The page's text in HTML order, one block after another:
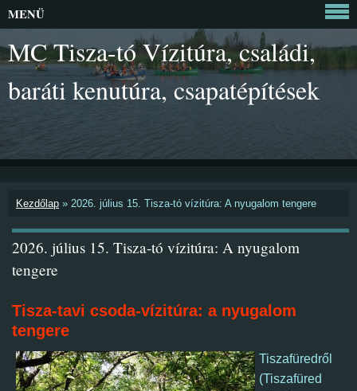
MC Tisza-tó Vízitúra, családi,
baráti kenutúra, csapatépítések
Kezdőlap » 2026. július 15. Tisza-tó vízitúra: A nyugalom tengere
2026. július 15. Tisza-tó vízitúra: A nyugalom
tengere
Tisza-tavi csoda-vízitúra: a nyugalom
tengere
Tiszafüredről
(Tiszafüred
MENÜ